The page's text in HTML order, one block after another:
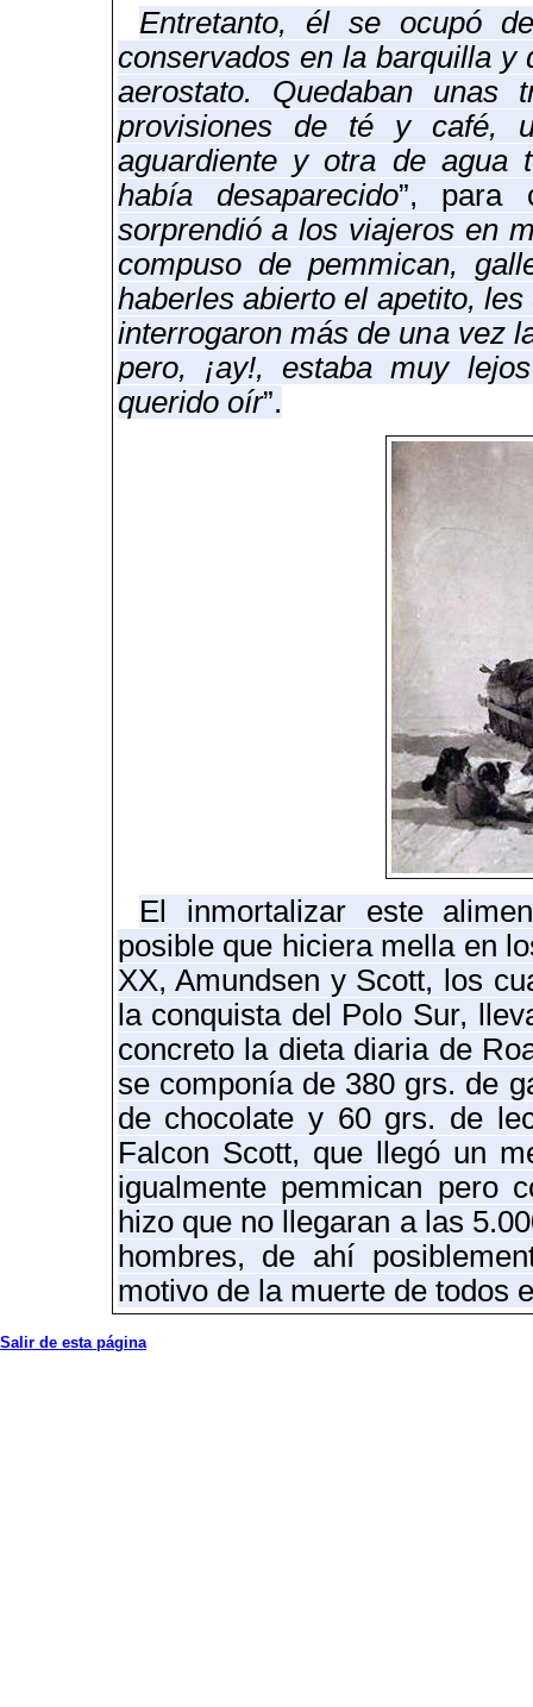
Entretanto, él se ocupó
conservados en la barquilla y
aerostato. Quedaban unas
provisiones de té y café,
aguardiente y otra de agua
había desaparecido”, para
sorprendió a los viajeros en
compuso de pemmican,
haberles abierto el apetito,
interrogaron más de una vez
pero, ¡ay!, estaba muy
querido oír”.
El inmortalizar este
posible que hiciera mella en
XX, Amundsen y Scott, los
la conquista del Polo Sur,
concreto la dieta diaria de
se componía de 380 grs. de
de chocolate y 60 grs. de
Falcon Scott, que llegó un
igualmente pemmican pero
hizoque no llegaran a las
hombres, de ahí
motivo de la muerte de todos
Salir de esta página